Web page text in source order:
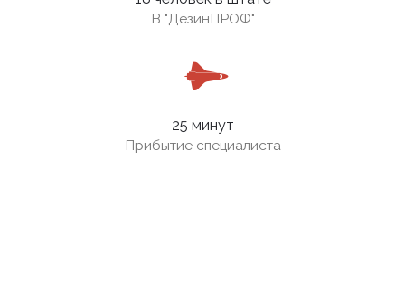
В "ДезинПРОФ"
25 минут
Прибытие специалиста